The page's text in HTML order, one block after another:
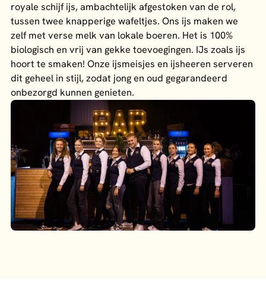
royale schijf ijs, ambachtelijk afgestoken van de rol,
tussen twee knapperige wafeltjes. Ons ijs maken we
zelf met verse melk van lokale boeren. Het is 100%
biologisch en vrij van gekke toevoegingen. IJs zoals ijs
hoort te smaken! Onze ijsmeisjes en ijsheeren serveren
dit geheel in stijl, zodat jong en oud gegarandeerd
onbezorgd kunnen genieten.